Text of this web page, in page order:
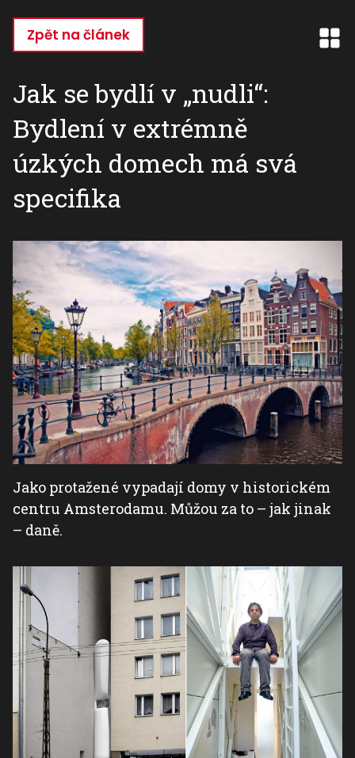
hlavnímu
Zpět na článek
Jak se bydlí v „nudli“:
Bydlení v extrémně
úzkých domech má svá
specifika
Jako protažené vypadají domy v historickém
centru Amsterodamu. Můžou za to – jak jinak
– daně.